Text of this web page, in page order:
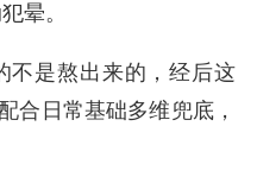
晕。
不是熬出来的，经后这
合日常基础多维兜底，